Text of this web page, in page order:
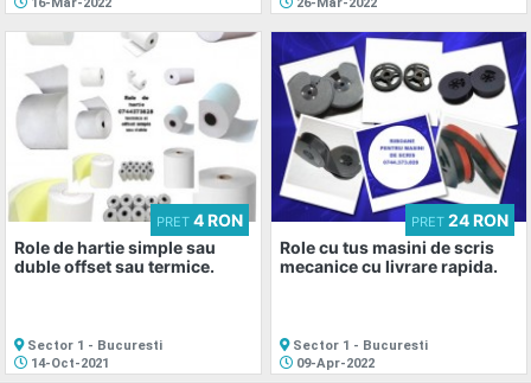
16-Mar-2022
26-Mar-2022
Role de hartie simple sau
duble offset sau termice.
PRET4 RON
Sector 1 - Bucuresti
14-Oct-2021
Role cu tus masini de scris
mecanice cu livrare rapida.
PRET24 RON
Sector 1 - Bucuresti
09-Apr-2022